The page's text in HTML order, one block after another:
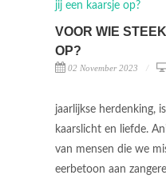
VOOR WIE
OP?
02 November 2023
jaarlijkse herdenking,
kaarslicht en liefde.
van mensen die we
eerbetoon aan